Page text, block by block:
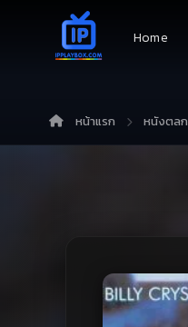
Home
หน้าแรก หนังตลก